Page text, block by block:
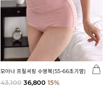
모아나 프릴셔링 수영복(55-66초기맘)
43,100 36,800 15%